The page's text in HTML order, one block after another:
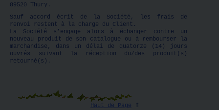
89520 Thury.
Sauf accord écrit de la Société, les frais de
renvoi restent à la charge du Client.
La Société s’engage alors à échanger contre un
nouveau produit de son catalogue ou à rembourser la
marchandise, dans un délai de quatorze (14) jours
ouvrés suivant la réception du/des produit(s)
retourné(s).
Haut de Page ⇑